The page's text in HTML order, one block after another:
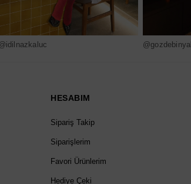
@gozdebinyal
HESABIM
Sipariş Takip
Siparişlerim
Favori Ürünlerim
Hediye Çeki